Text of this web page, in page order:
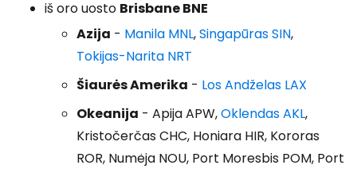
iš oro uosto Brisbane BNE
Azija - Manila MNL,Singapūras SIN,
Tokijas-Narita NRT
Šiaurės Amerika - Los Andželas LAX
Okeanija - Apija APW,Oklendas AKL,
Kristočerčas CHC, Honiara HIR, Kororas
ROR, Numėja NOU, Port Moresbis POM, Port